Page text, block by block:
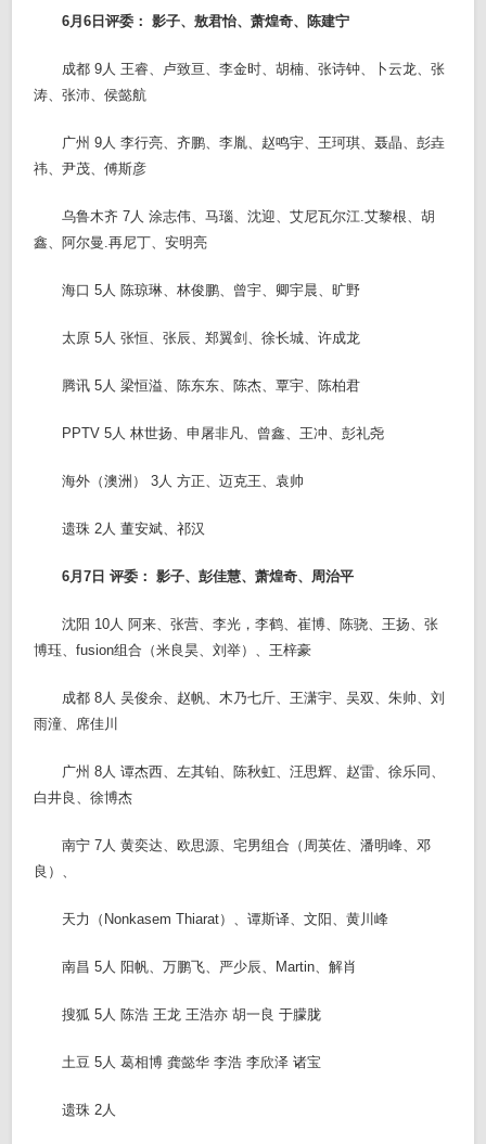
6月6日评委： 影子、敖君怡、萧煌奇、陈建宁
成都 9人 王睿、卢致亘、李金时、胡楠、张诗钟、卜云龙、张
涛、张沛、侯懿航
广州 9人 李行亮、齐鹏、李胤、赵鸣宇、王珂琪、聂晶、彭垚
祎、尹茂、傅斯彦
乌鲁木齐 7人 涂志伟、马瑙、沈迎、艾尼瓦尔江.艾黎根、胡
鑫、阿尔曼.再尼丁、安明亮
海口 5人 陈琼琳、林俊鹏、曾宇、卿宇晨、旷野
太原 5人 张恒、张辰、郑翼剑、徐长城、许成龙
腾讯 5人 梁恒溢、陈东东、陈杰、覃宇、陈柏君
PPTV 5人 林世扬、申屠非凡、曾鑫、王冲、彭礼尧
海外（澳洲） 3人 方正、迈克王、袁帅
遗珠 2人 董安斌、祁汉
6月7日 评委： 影子、彭佳慧、萧煌奇、周治平
沈阳 10人 阿来、张营、李光，李鹤、崔博、陈骁、王扬、张
博珏、fusion组合（米良昊、刘举）、王梓豪
成都 8人 吴俊余、赵帆、木乃七斤、王潇宇、吴双、朱帅、刘
雨潼、席佳川
广州 8人 谭杰西、左其铂、陈秋虹、汪思辉、赵雷、徐乐同、
白井良、徐博杰
南宁 7人 黄奕达、欧思源、宅男组合（周英佐、潘明峰、邓
良）、
天力（Nonkasem Thiarat）、谭斯译、文阳、黄川峰
南昌 5人 阳帆、万鹏飞、严少辰、Martin、解肖
搜狐 5人 陈浩 王龙 王浩亦 胡一良 于朦胧
土豆 5人 葛相博 龚懿华 李浩 李欣泽 诸宝
遗珠 2人